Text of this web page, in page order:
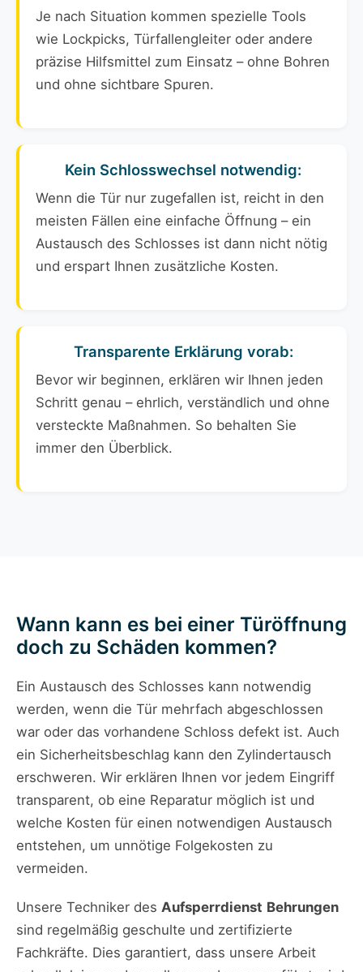
Je nach Situation kommen spezielle Tools
wie Lockpicks, Türfallengleiter oder andere
präzise Hilfsmittel zum Einsatz – ohne Bohren
und ohne sichtbare Spuren.
Kein Schlosswechsel notwendig:
Wenn die Tür nur zugefallen ist, reicht in den
meisten Fällen eine einfache Öffnung – ein
Austausch des Schlosses ist dann nicht nötig
und erspart Ihnen zusätzliche Kosten.
Transparente Erklärung vorab:
Bevor wir beginnen, erklären wir Ihnen jeden
Schritt genau – ehrlich, verständlich und ohne
versteckte Maßnahmen. So behalten Sie
immer den Überblick.
Wann kann es bei einer Türöffnung
doch zu Schäden kommen?
Ein Austausch des Schlosses kann notwendig
werden, wenn die Tür mehrfach abgeschlossen
war oder das vorhandene Schloss defekt ist. Auch
ein Sicherheitsbeschlag kann den Zylindertausch
erschweren. Wir erklären Ihnen vor jedem Eingriff
transparent, ob eine Reparatur möglich ist und
welche Kosten für einen notwendigen Austausch
entstehen, um unnötige Folgekosten zu
vermeiden.
Unsere Techniker des Aufsperrdienst Behrungen
sind regelmäßig geschulte und zertifizierte
Fachkräfte. Dies garantiert, dass unsere Arbeit